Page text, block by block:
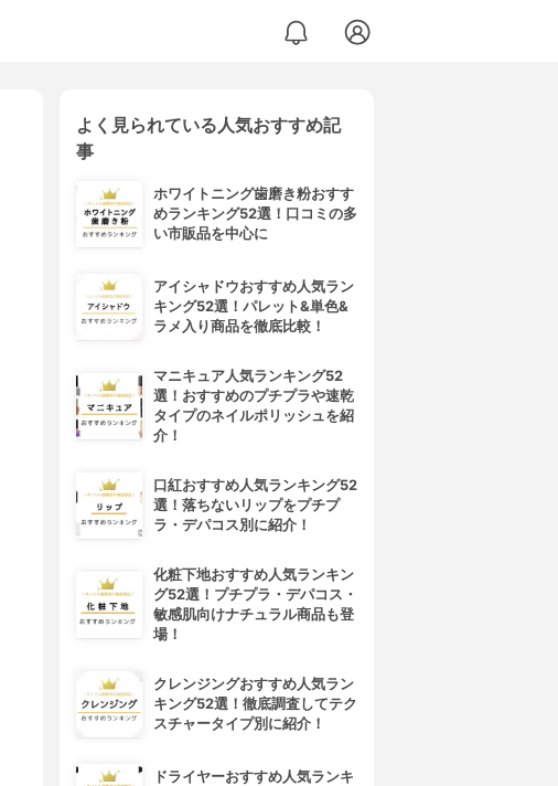
よく見られている人気おすすめ記
事
ホワイトニング歯磨き粉おすす
めランキング52選！口コミの多
い市販品を中心に
アイシャドウおすすめ人気ラン
キング52選！パレット&単色&
ラメ入り商品を徹底比較！
マニキュア人気ランキング52
選！おすすめのプチプラや速乾
タイプのネイルポリッシュを紹
介！
口紅おすすめ人気ランキング52
選！落ちないリップをプチプ
ラ・デパコス別に紹介！
化粧下地おすすめ人気ランキン
グ52選！プチプラ・デパコス・
敏感肌向けナチュラル商品も登
場！
クレンジングおすすめ人気ラン
キング52選！徹底調査してテク
スチャータイプ別に紹介！
ドライヤーおすすめ人気ランキ